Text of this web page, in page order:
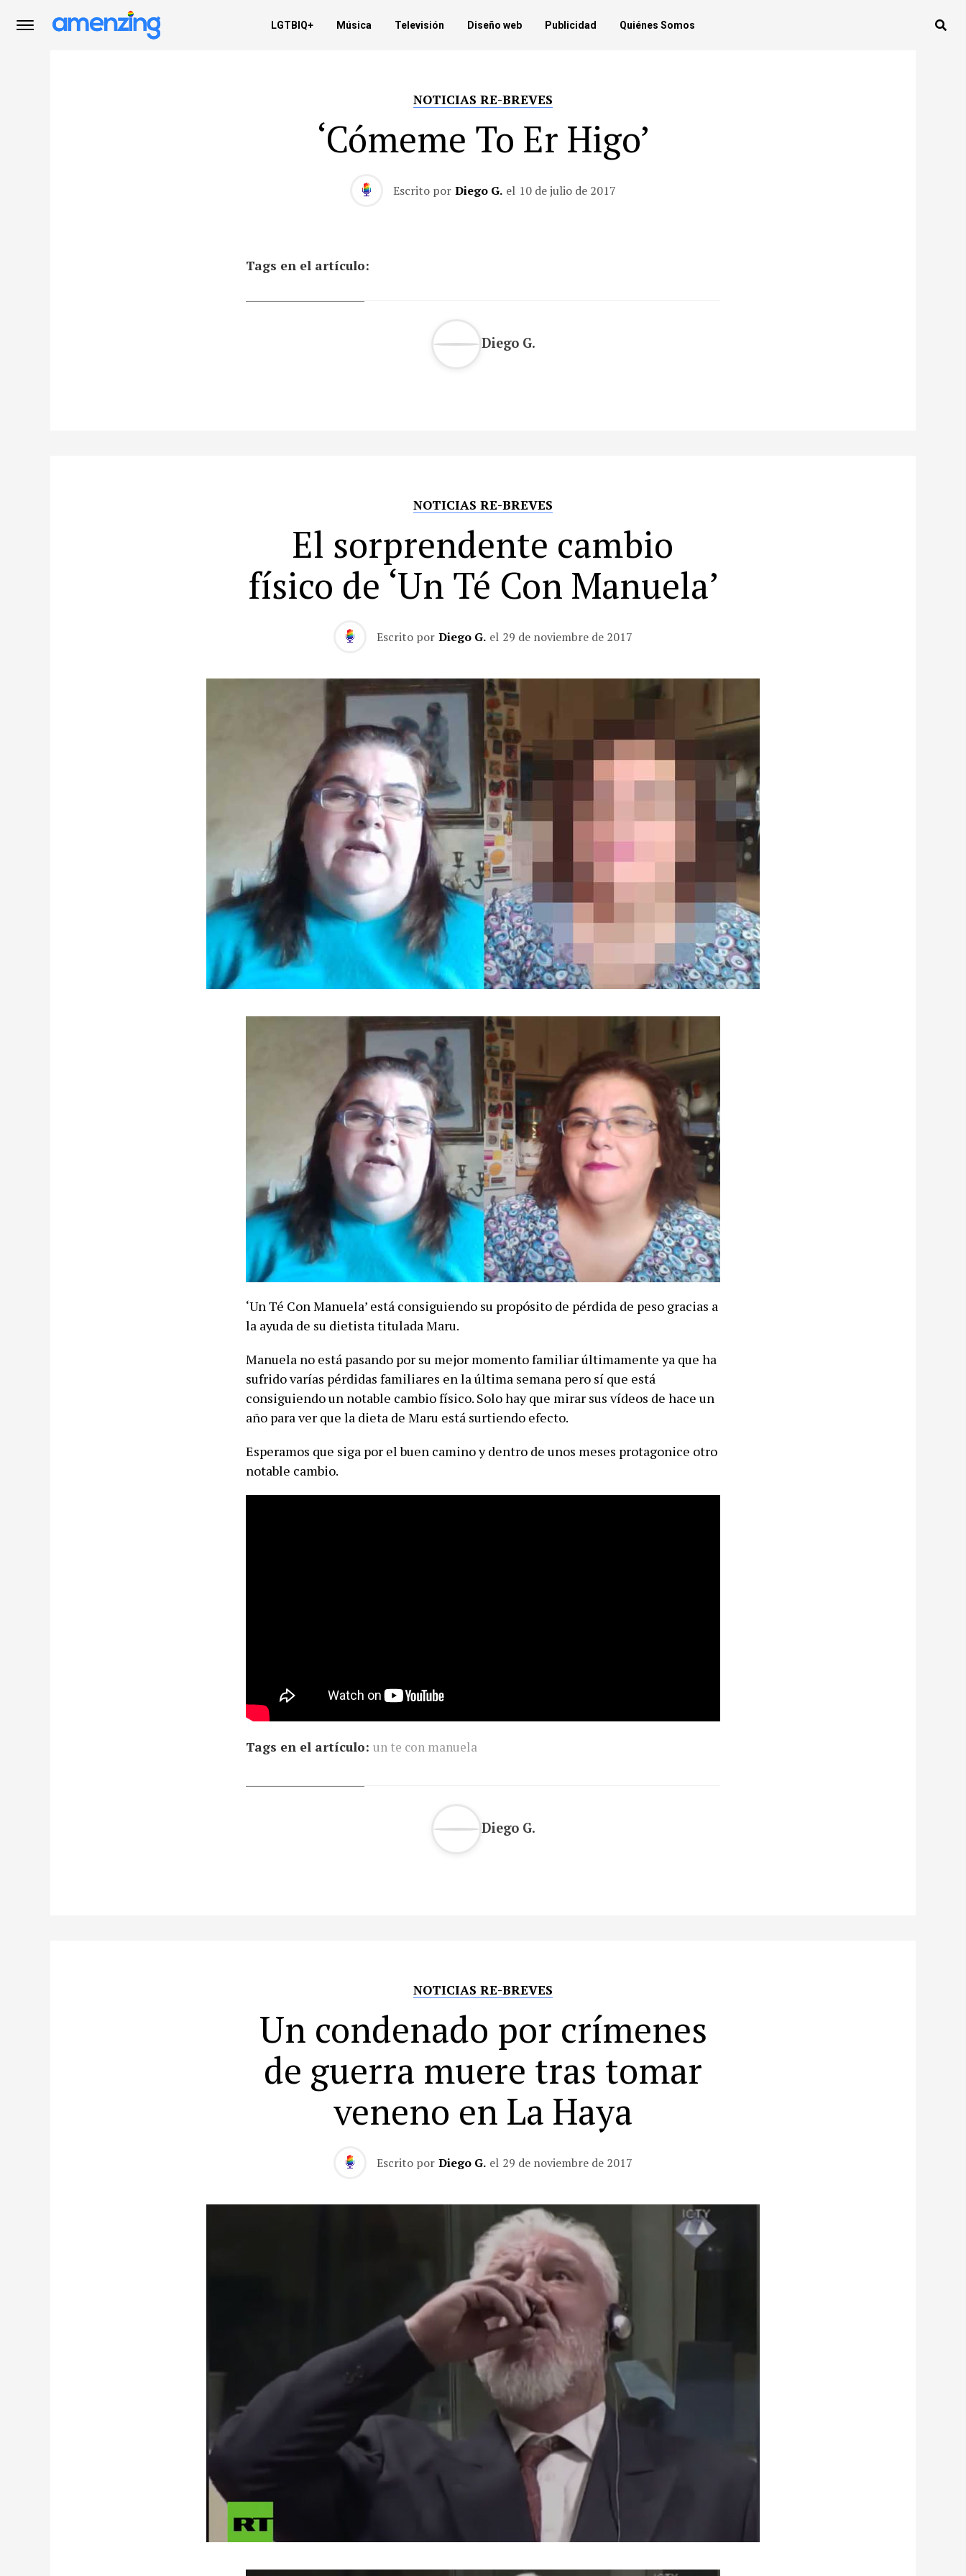
LGTBIQ+ Música Televisión Diseño web Publicidad Quiénes Somos
NOTICIAS RE-BREVES
‘Cómeme To Er Higo’
Escrito por Diego G. el 10 de julio de 2017
Tags en el artículo:
Diego G.
NOTICIAS RE-BREVES
El sorprendente cambio
físico de ‘Un Té Con Manuela’
Escrito por Diego G. el 29 de noviembre de 2017
‘Un Té Con Manuela’ está consiguiendo su propósito de pérdida de peso gracias a
la ayuda de su dietista titulada Maru.
Manuela no está pasando por su mejor momento familiar últimamente ya que ha
sufrido varías pérdidas familiares en la última semana pero sí que está
consiguiendo un notable cambio físico. Solo hay que mirar sus vídeos de hace un
año para ver que la dieta de Maru está surtiendo efecto.
Esperamos que siga por el buen camino y dentro de unos meses protagonice otro
notable cambio.
Tags en el artículo: un te con manuela
Diego G.
NOTICIAS RE-BREVES
Un condenado por crímenes
de guerra muere tras tomar
veneno en La Haya
Escrito por Diego G. el 29 de noviembre de 2017